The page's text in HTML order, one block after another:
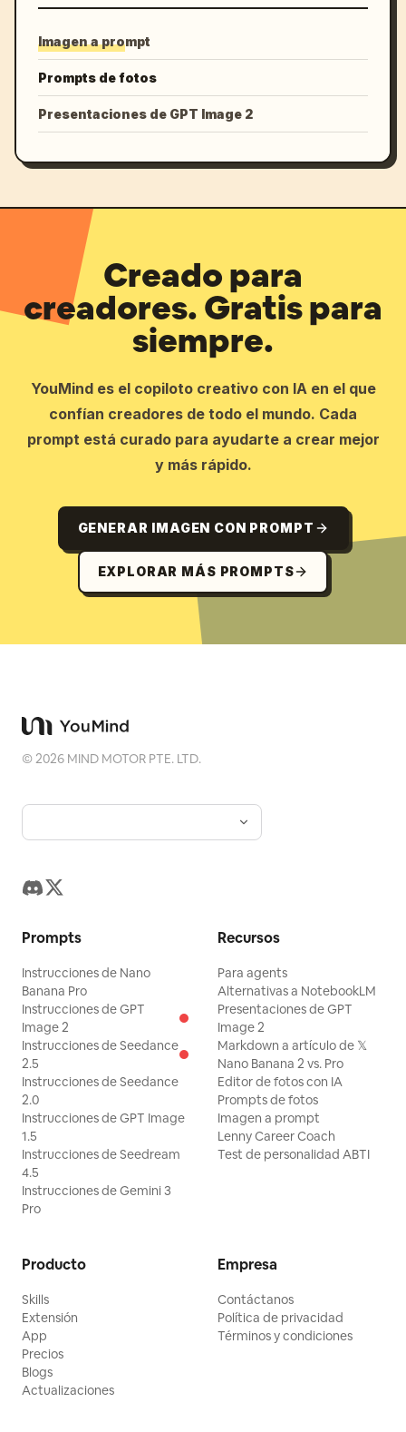
Imagen a prompt
Prompts de fotos
Presentaciones de GPT Image 2
Creado para
creadores. Gratis para
siempre.
YouMind es el copiloto creativo con IA en el que
confían creadores de todo el mundo. Cada
prompt está curado para ayudarte a crear mejor
y más rápido.
GENERAR IMAGEN CON PROMPT
EXPLORAR MÁS PROMPTS
©2026 MIND MOTOR PTE. LTD.
Prompts
Instrucciones de Nano
Banana Pro
Instrucciones de GPT
Image 2
Instrucciones de Seedance
2.5
Instrucciones de Seedance
2.0
Instrucciones de GPT Image
1.5
Instrucciones de Seedream
4.5
Instrucciones de Gemini 3
Pro
Recursos
Para agents
Alternativas a NotebookLM
Presentaciones de GPT
Image 2
Markdown a artículo de 𝕏
Nano Banana 2 vs. Pro
Editor de fotos con IA
Prompts de fotos
Imagen a prompt
Lenny Career Coach
Test de personalidad ABTI
Producto
Skills
Extensión
App
Precios
Blogs
Actualizaciones
Empresa
Contáctanos
Política de privacidad
Términos y condiciones